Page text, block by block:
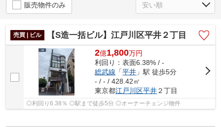
販売物件のみ
売買 | ビル 【S造一括ビル】江戸川区平井２丁目
2億1,800万円
利回り：表面6.38% / -
総武線 「平井 」駅 徒歩5分
- / - / 428.42㎡
東京都江戸川区平井２丁目
◎利回り6.38％ ◎駅まで徒歩5分 ◎オーナーチェンジ物件